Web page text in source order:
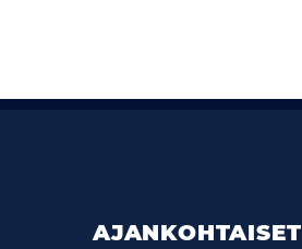
AJANKOHTAISET